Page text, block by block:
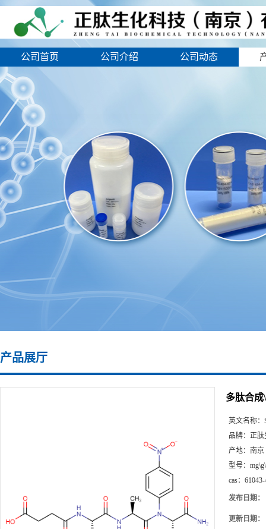
公司首页 公司介绍 公司动态
产品展厅
多肽合成
英文名称：
品牌： 正肽
产地： 南京
型号：
cas：
发布日期：
更新日期：